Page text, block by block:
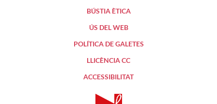
BÚSTIA ÈTICA
ÚS DEL WEB
POLÍTICA DE GALETES
LLICÈNCIA CC
ACCESSIBILITAT